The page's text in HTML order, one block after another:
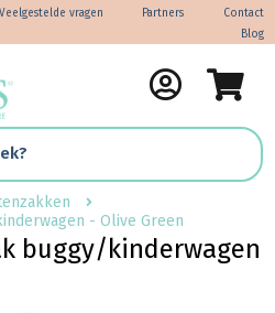
Contact
Partners
Veelgestelde vragen
Blog
- Olive Green
buggy/kinderwagen